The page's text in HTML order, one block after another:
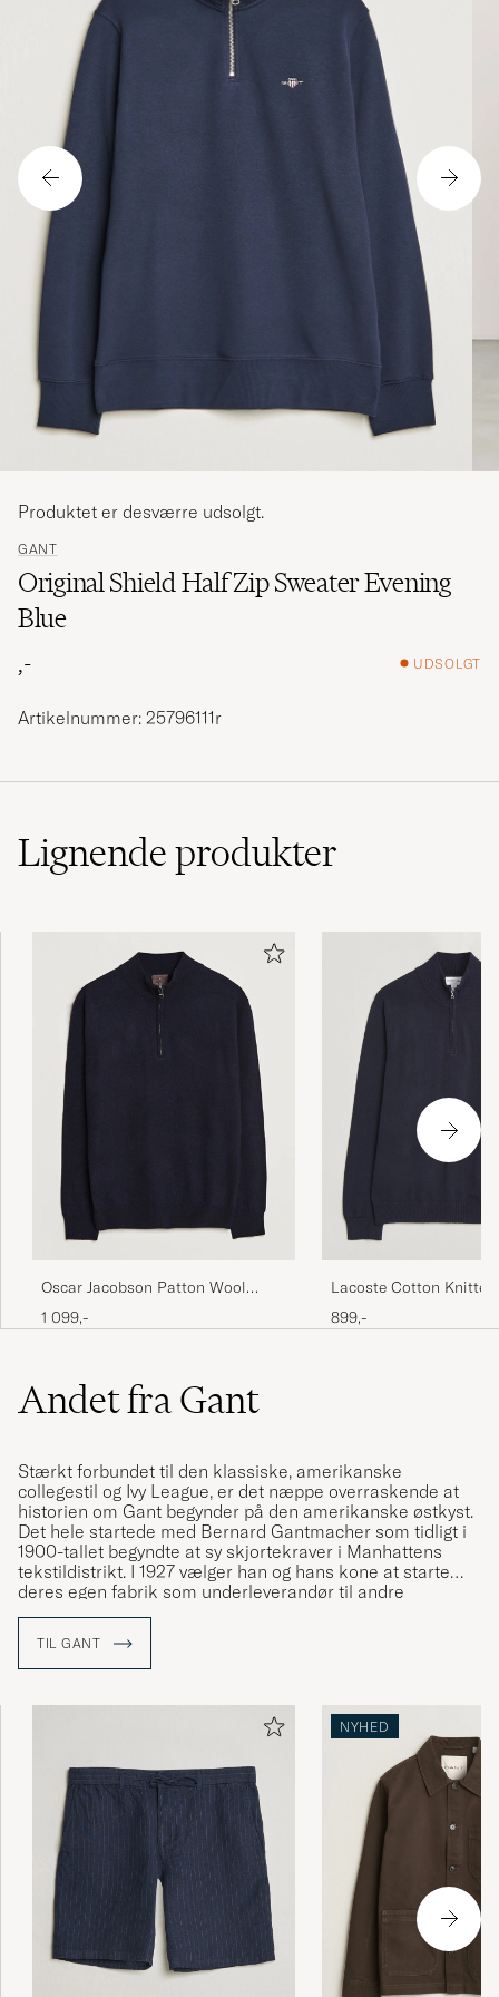
GANT
Original Shield Half Zip Sweater Evening
Blue
,-
UDSOLGT
Produktet er desværre udsolgt.
Artikelnummer: 25796111r
Lignendeprodukter
Oscar Jacobson Patton Wool
Half-Zip Navy
1 099,-
Lacoste Cotton
Navy Blue
899,-
Andet fra Gant
Stærkt forbundet til den klassiske, amerikanske
collegestil og Ivy League, er det næppe overraskende at
historien om Gant begynder på den amerikanske østkyst.
Det hele startede med Bernard Gantmacher som tidligt i
1900-tallet begyndte at sy skjortekraver i Manhattens
tekstildistrikt. I 1927 vælger han og hans kone at starte
deres egen fabrik som underleverandør til andre
varemærker. Skjorterne som man fremstillede for andre,
sønner varemærker Gant.
Varemærket præges i stor stil af sin preppy arv, på
samme måde som den preppy stilen afgjort er præget af
Gant. Siden Gant blev grundlagt, har de været med til at
definere den klassiske amerikanske collegestil med
klassiske ikoner som button-down
, de
khakifarvede chinosog rugbytrøjen.
TIL GANT
NYHED